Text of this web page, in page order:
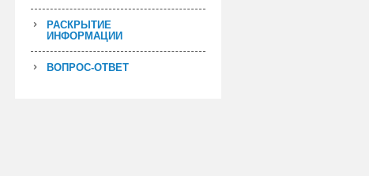
РАСКРЫТИЕ
ИНФОРМАЦИИ
ВОПРОС-ОТВЕТ